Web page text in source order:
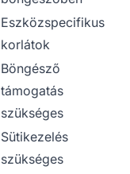
Eszközspecifikus
korlátok
Böngésző
támogatás
szükséges
Sütikezelés
szükséges